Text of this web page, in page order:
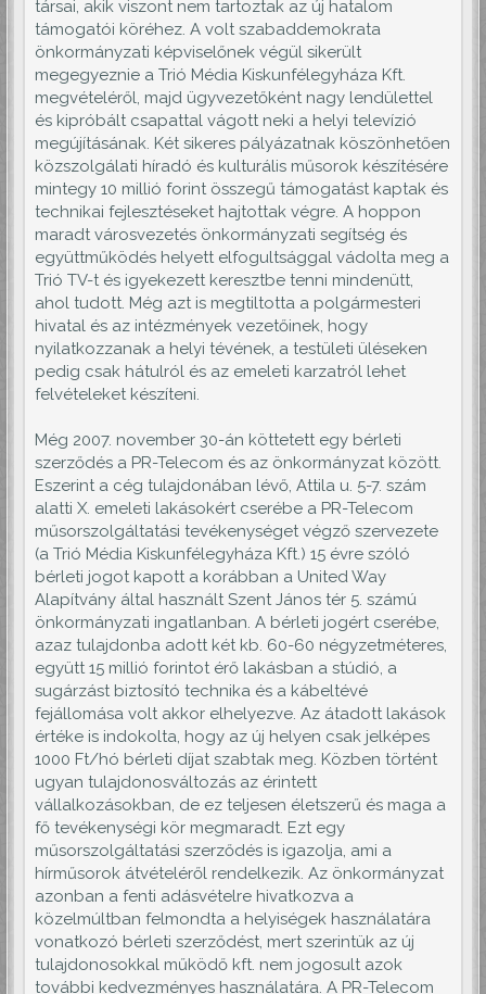
társai, akik viszont nem tartoztak az új hatalom
támogatói köréhez. A volt szabaddemokrata
önkormányzati képviselőnek végül sikerült
megegyeznie a Trió Média Kiskunfélegyháza Kft.
megvételéről, majd ügyvezetőként nagy lendülettel
és kipróbált csapattal vágott neki a helyi televízió
megújításának. Két sikeres pályázatnak köszönhetően
közszolgálati híradó és kulturális műsorok készítésére
mintegy 10 millió forint összegű támogatást kaptak és
technikai fejlesztéseket hajtottak végre. A hoppon
maradt városvezetés önkormányzati segítség és
együttműködés helyett elfogultsággal vádolta meg a
Trió TV-t és igyekezett keresztbe tenni mindenütt,
ahol tudott. Még azt is megtiltotta a polgármesteri
hivatal és az intézmények vezetőinek, hogy
nyilatkozzanak a helyi tévének, a testületi üléseken
pedig csak hátulról és az emeleti karzatról lehet
felvételeket készíteni.
Még 2007. november 30-án köttetett egy bérleti
szerződés a PR-Telecom és az önkormányzat között.
Eszerint a cég tulajdonában lévő, Attila u. 5-7. szám
alatti X. emeleti lakásokért cserébe a PR-Telecom
műsorszolgáltatási tevékenységet végző szervezete
(a Trió Média Kiskunfélegyháza Kft.) 15 évre szóló
bérleti jogot kapott a korábban a United Way
Alapítvány által használt Szent János tér 5. számú
önkormányzati ingatlanban. A bérleti jogért cserébe,
azaz tulajdonba adott két kb. 60-60 négyzetméteres,
együtt 15 millió forintot érő lakásban a stúdió, a
sugárzást biztosító technika és a kábeltévé
fejállomása volt akkor elhelyezve. Az átadott lakások
értéke is indokolta, hogy az új helyen csak jelképes
1000 Ft/hó bérleti díjat szabtak meg. Közben történt
ugyan tulajdonosváltozás az érintett
vállalkozásokban, de ez teljesen életszerű és maga a
fő tevékenységi kör megmaradt. Ezt egy
műsorszolgáltatási szerződés is igazolja, ami a
hírműsorok átvételéről rendelkezik. Az önkormányzat
azonban a fenti adásvételre hivatkozva a
közelmúltban felmondta a helyiségek használatára
vonatkozó bérleti szerződést, mert szerintük az új
tulajdonosokkal működő kft. nem jogosult azok
további kedvezményes használatára. A PR-Telecom